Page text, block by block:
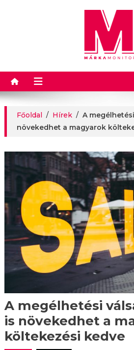
Főoldal / Hírek / A
növekedhet a magyarok
A megélhetési
is növekedhet a
költekezési kedve